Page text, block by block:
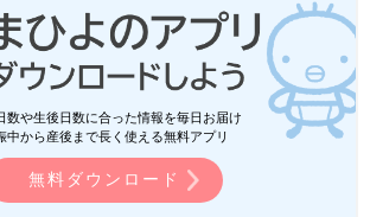
数や生後日数に合った情報を毎日お届け
中から産後まで長く使える無料アプリ
無料ダウンロード